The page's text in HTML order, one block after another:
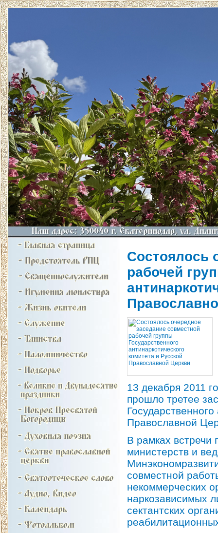
Состоялось
рабочей
13 декабря 2011
прошло третее
Православной
В рамках встречи
министерств и
совместной
некоммерческих
наркозависимых
сектантских